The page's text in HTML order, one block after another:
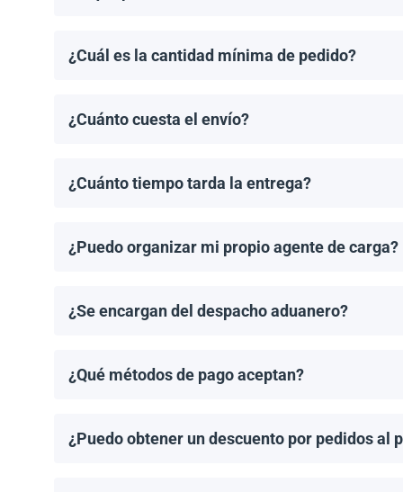
¿Cuál es la cantidad mínima de pedido?
¿Cuánto cuesta el envío?
¿Cuánto tiempo tarda la entrega?
¿Puedo organizar mi propio agente de carga?
¿Se encargan del despacho aduanero?
¿Qué métodos de pago aceptan?
¿Puedo obtener un descuento por pedidos al